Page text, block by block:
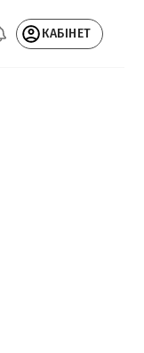
КАБІНЕТ